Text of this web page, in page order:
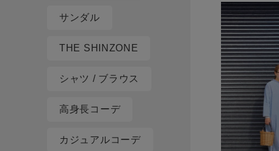
サンダル
THE SHINZONE
シャツ / ブラウス
高身長コーデ
カジュアルコーデ